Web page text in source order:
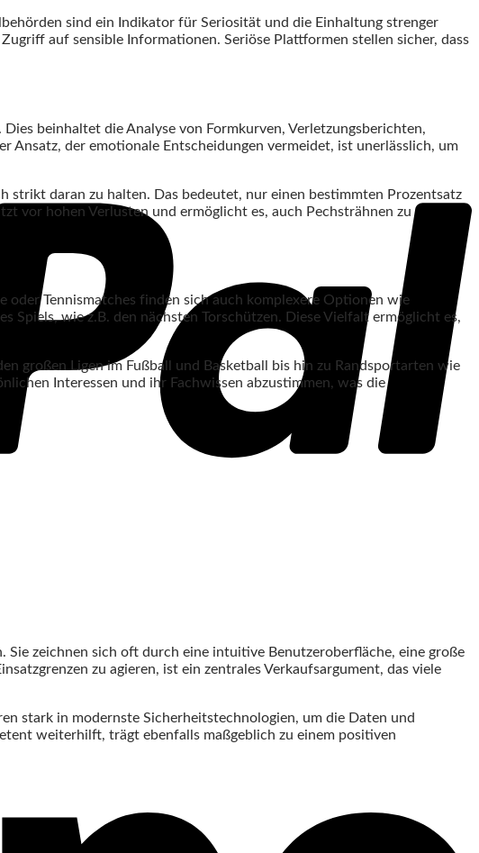
sind ein Indikator für Seriosität und die Einhaltung strenger
auf sensible Informationen. Seriöse Plattformen stellen sicher, dass
beinhaltet die Analyse von Formkurven, Verletzungsberichten,
Ansatz, der emotionale Entscheidungen vermeidet, ist unerlässlich, um
strikt daran zu halten. Das bedeutet, nur einen bestimmten Prozentsatz
vor hohen Verlusten und ermöglicht es, auch Pechsträhnen zu
Tennismatches finden sich auch komplexere Optionen wie
wie z.B. den nächsten Torschützen. Diese Vielfalt ermöglicht es,
großen Ligen im Fußball und Basketball bis hin zu Randsportarten wie
Interessen und ihr Fachwissen abzustimmen, was die
zeichnen sich oft durch eine intuitive Benutzeroberfläche, eine große
zu agieren, ist ein zentrales Verkaufsargument, das viele
stark in modernste Sicherheitstechnologien, um die Daten und
weiterhilft, trägt ebenfalls maßgeblich zu einem positiven